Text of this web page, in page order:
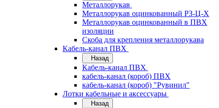
Металлорукав
Металлорукав оцинкованный РЗ-Ц-Х
Металлорукав оцинкованный в ПВХ
изоляции
Скоба для крепления металлорукава
Кабель-канал ПВХ
Назад
Кабель-канал ПВХ
кабель-канал (короб) ПВХ
кабель-канал (короб) "Рувинил"
Лотки кабельные и аксессуары
Назад